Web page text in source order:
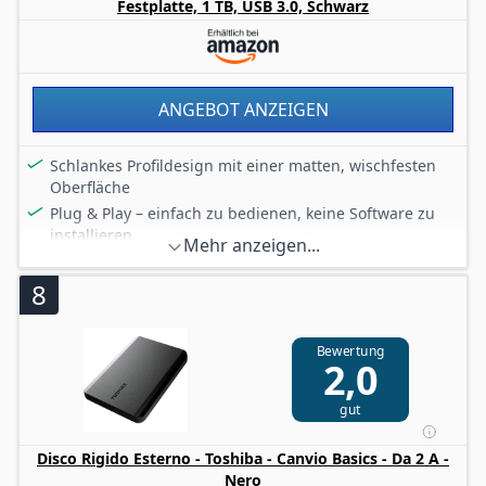
Festplatte, 1 TB, USB 3.0, Schwarz
ANGEBOT ANZEIGEN
Schlankes Profildesign mit einer matten, wischfesten
Oberfläche
Plug & Play – einfach zu bedienen, keine Software zu
installieren
Fügen Sie Ihrem PC und anderen kompatiblen Geräten
schnell mehr Speicherkapazität hinzu
Kompatibel mit USB 3.0 und USB 2.0, kein externes AC-
Vorformatiertes NTFS für Windows-PC
(Neuformatierung für Mac-Computer erforderlich)
Mehr anzeigen...
8
Bewertung
2,0
gut
Disco Rigido Esterno - Toshiba - Canvio Basics - Da 2 A -
Nero